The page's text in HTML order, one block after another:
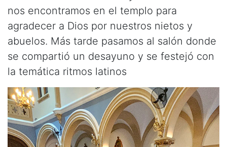
nos encontramos en el templo para
agradecer a Dios por nuestros nietos y
abuelos. Más tarde pasamos al salón donde
se compartió un desayuno y se festejó con
la temática ritmos latinos